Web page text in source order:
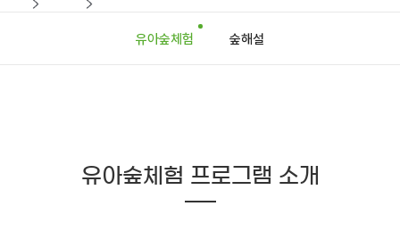
유아숲체험 숲해설
유아숲체험 프로그램 소개